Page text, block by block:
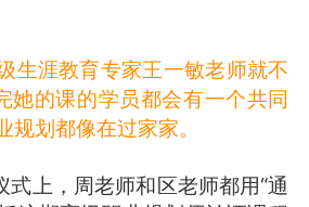
生涯教育专家王一敏老师就不
她的课的学员都会有一个共同
规划都像在过家家。
上，周老师和区老师都用“通